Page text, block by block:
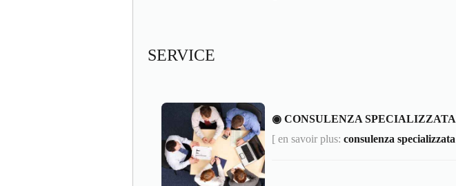
SERVICE
◉ CONSULENZA SPECIALIZZATA
[ en savoir plus: consulenza specializzata